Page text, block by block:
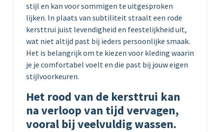
stijl en kan voor sommigen te uitgesproken
lijken. In plaats van subtiliteit straalt een rode
kersttrui juist levendigheid en feestelijkheid uit,
wat niet altijd past bij ieders persoonlijke smaak.
Het is belangrijk om te kiezen voor kleding waarin
je je comfortabel voelt en die past bij jouw eigen
stijlvoorkeuren.
Het rood van de kersttrui kan
na verloop van tijd vervagen,
vooral bij veelvuldig wassen.